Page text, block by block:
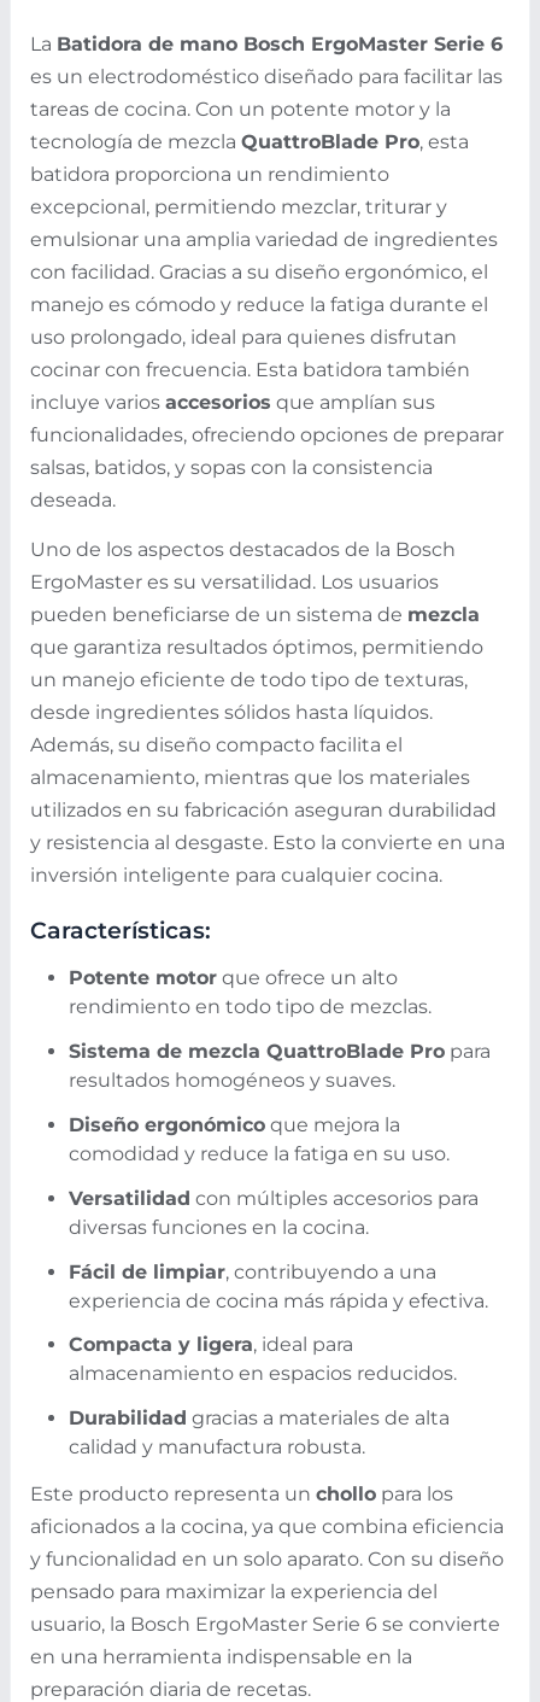
La Batidora de mano Bosch ErgoMaster Serie 6
es un electrodoméstico diseñado para facilitar las
tareas de cocina. Con un potente motor y la
tecnología de mezcla QuattroBlade Pro, esta
batidora proporciona un rendimiento
excepcional, permitiendo mezclar, triturar y
emulsionar una amplia variedad de ingredientes
con facilidad. Gracias a su diseño ergonómico, el
manejo es cómodo y reduce la fatiga durante el
uso prolongado, ideal para quienes disfrutan
cocinar con frecuencia. Esta batidora también
incluye varios accesorios que amplían sus
funcionalidades, ofreciendo opciones de preparar
salsas, batidos, y sopas con la consistencia
deseada.
Uno de los aspectos destacados de la Bosch
ErgoMaster es su versatilidad. Los usuarios
pueden beneficiarse de un sistema de mezcla
que garantiza resultados óptimos, permitiendo
un manejo eficiente de todo tipo de texturas,
desde ingredientes sólidos hasta líquidos.
Además, su diseño compacto facilita el
almacenamiento, mientras que los materiales
utilizados en su fabricación aseguran durabilidad
y resistencia al desgaste. Esto la convierte en una
inversión inteligente para cualquier cocina.
Características:
Potente motor que ofrece un alto
rendimiento en todo tipo de mezclas.
Sistema de mezcla QuattroBlade Pro para
resultados homogéneos y suaves.
Diseño ergonómico que mejora la
comodidad y reduce la fatiga en su uso.
Versatilidad con múltiples accesorios para
diversas funciones en la cocina.
Fácil de limpiar, contribuyendo a una
experiencia de cocina más rápida y efectiva.
Compacta y ligera, ideal para
almacenamiento en espacios reducidos.
Durabilidad gracias a materiales de alta
calidad y manufactura robusta.
Este producto representa un chollo para los
aficionados a la cocina, ya que combina eficiencia
y funcionalidad en un solo aparato. Con su diseño
pensado para maximizar la experiencia del
usuario, la Bosch ErgoMaster Serie 6 se convierte
en una herramienta indispensable en la
preparación diaria de recetas.